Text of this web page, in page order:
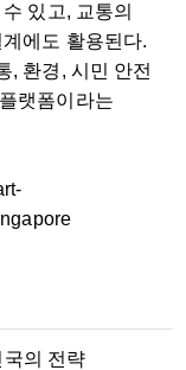
있고, 교통의
에도 활용된다.
, 환경, 시민 안전
랫폼이라는
의 전략